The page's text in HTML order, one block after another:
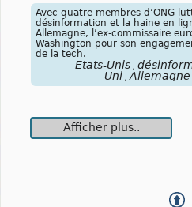
Avec quatre membres d’ONG
désinformation et la haine en
Allemagne, l’ex-commissaire
Washington pour son
de la tech.
États-Unis ,
Uni , Allemagne
Afficher plus..